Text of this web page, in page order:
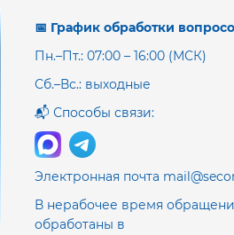
📅 График обработки
Пн.–Пт.: 07:00 – 16:00 (МСК)
Сб.–Вс.: выходные
📬 Способы связи:
Электронная почта
В нерабочее время
обработаны в